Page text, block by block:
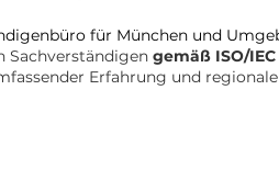
für München und
Sachverständigen gemäß ISO/IEC
Erfahrung und